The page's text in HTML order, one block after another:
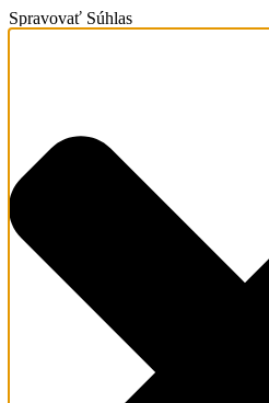
Spravovať Súhlas